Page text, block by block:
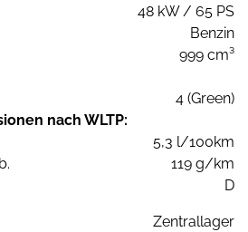
48 kW / 65 PS
Benzin
999 cm³
4 (Green)
nach WLTP:
5,3 l/100km
119 g/km
D
Zentrallager